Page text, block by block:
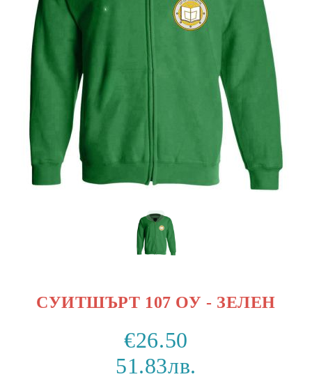
СУИТШЪРТ 107 ОУ - ЗЕЛЕН
€26.50
51.83лв.